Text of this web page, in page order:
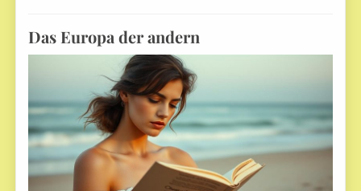
Das Europa der andern